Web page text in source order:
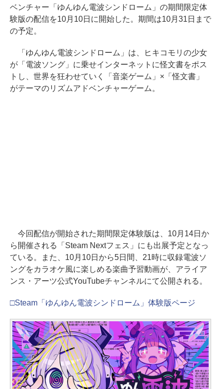
ベンチャー「ゆんゆん電波シンドローム」の期間限定体
験版の配信を10月10日に開始した。期間は10月31日まで
の予定。
「ゆんゆん電波シンドローム」は、ヒキコモリの少女
が「電波ソング」に乗せインターネットに怪文書をポス
トし、世界を狂わせていく「音楽ゲーム」×「怪文書」
がテーマのリズムアドベンチャーゲーム。
今回配信が開始された期間限定体験版は、10月14日か
ら開催される「Steam Nextフェス」にも出展予定となっ
ている。また、10月10日から5日間、21時に収録電波ソ
ングをカラオケ風に楽しめる楽曲予習動画が、アライア
ンス・アーツ公式YouTubeチャンネルにて公開される。
□Steam「ゆんゆん電波シンドローム」体験版ページ